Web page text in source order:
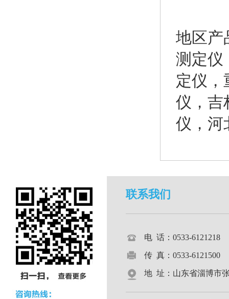
地区
测定仪
定仪 ，
仪 ， 吉
仪 ， 河
联系我们
电 话：0533-
传 真：0533-6121500
地 址：山东省淄博市